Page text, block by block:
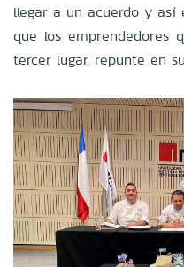
llegar a un acuerdo y así
que los emprendedores
tercer lugar, repunte en